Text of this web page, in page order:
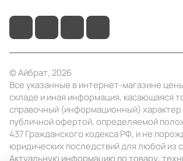
© Айбрат, 2026
Все указанные в интернет-магазине
складе и иная информация, касающаяся
справочный (информационный) характер
публичной офертой, определяемой
437 Гражданского кодекса РФ, и не
юридических последствий для любой из
Актуальную информацию по товару,